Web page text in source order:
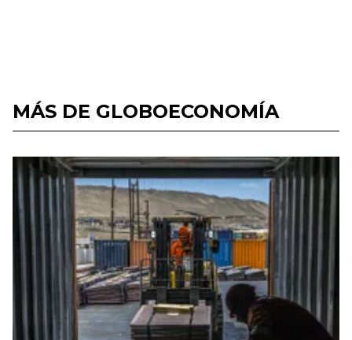
MÁS DE GLOBOECONOMÍA